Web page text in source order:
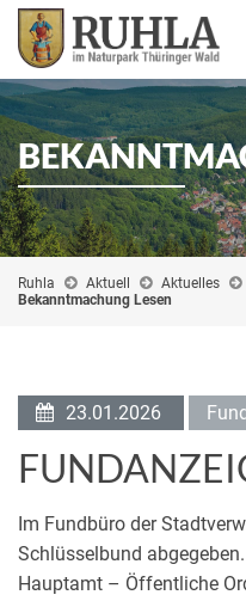
Ruhla Aktuell Aktuelles
Bekanntmachung Lesen
23.01.2026
Im Fundbüro der
Schlüsselbund
Hauptamt – Öffentliche